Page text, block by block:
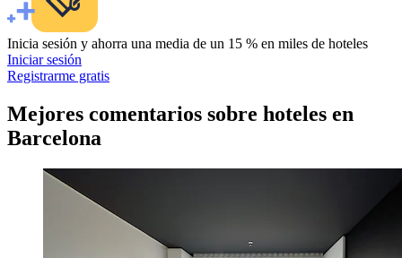
Inicia sesión y ahorra una media de un 15 % en miles de hoteles
Iniciar sesión
Registrarme gratis
Mejores comentarios sobre hoteles en
Barcelona